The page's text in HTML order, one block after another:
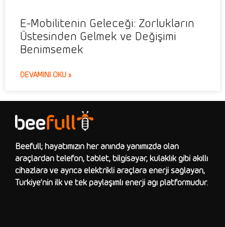
E-Mobilitenin Geleceği: Zorlukların
Üstesinden Gelmek ve Değişimi
Benimsemek
DEVAMINI OKU »
Beefull; hayatımızın her anında yanımızda olan
araçlardan telefon, tablet, bilgisayar, kulaklık gibi akıllı
cihazlara ve ayrıca elektrikli araçlara enerji sağlayan,
Türkiye’nin ilk ve tek paylaşımlı enerji ağı platformudur.